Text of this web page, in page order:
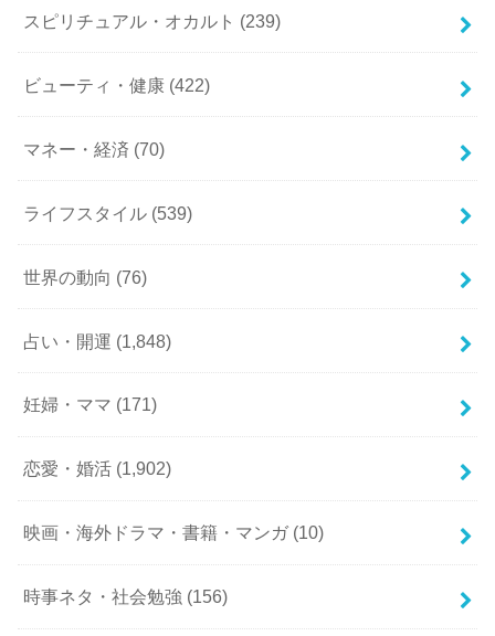
スピリチュアル・オカルト (239)
ビューティ・健康 (422)
マネー・経済 (70)
ライフスタイル (539)
世界の動向 (76)
占い・開運 (1,848)
妊婦・ママ (171)
恋愛・婚活 (1,902)
映画・海外ドラマ・書籍・マンガ (10)
時事ネタ・社会勉強 (156)